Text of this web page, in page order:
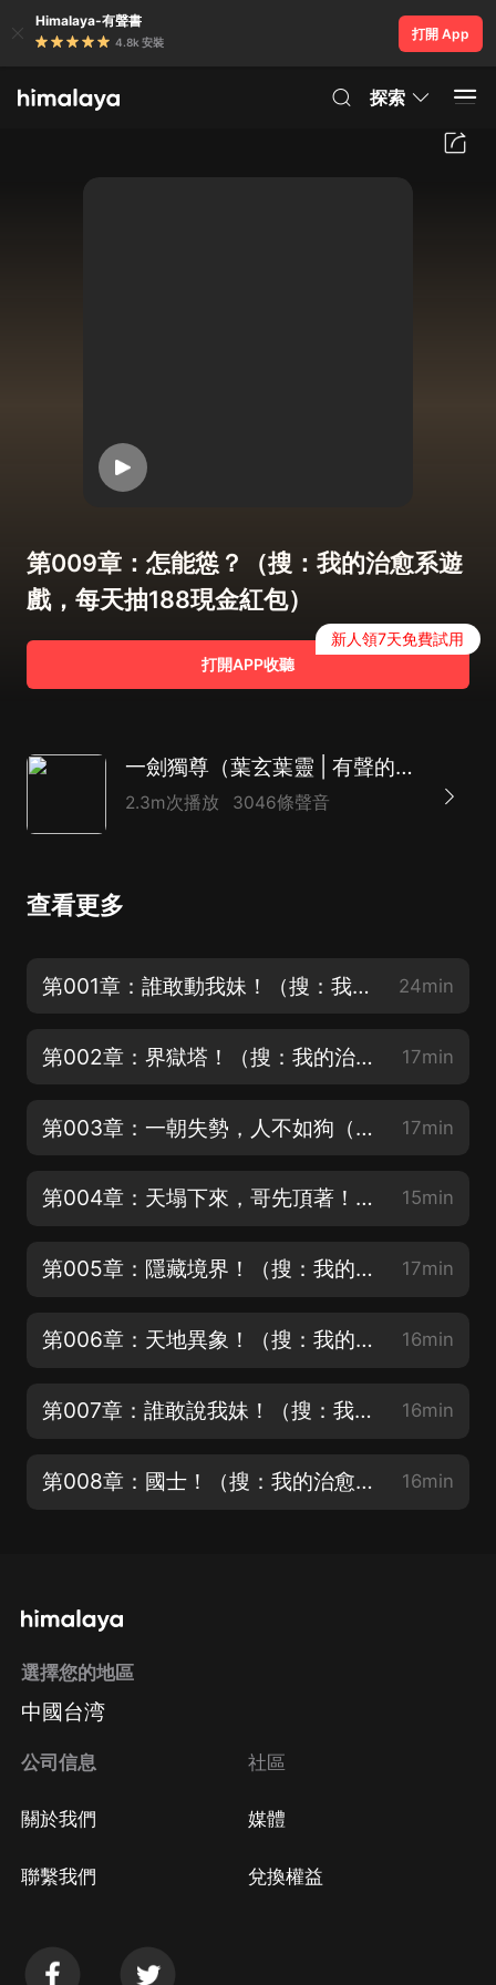
Himalaya-有聲書
4.8k 安裝
打開 App
探索
第009章：怎能慫？（搜：我的治愈系遊
戲，每天抽188現金紅包）
打開APP收聽
新人領7天免費試用
一劍獨尊（葉玄葉靈 | 有聲的紫襟 | 男女雙播）|北劍江湖
2.3m次播放 3046條聲音
查看更多
第001章：誰敢動我妹！（搜：我的治愈系遊戲，每天抽188現金紅包） 24min
第002章：界獄塔！（搜：我的治愈系遊戲，每天抽188現金紅包） 17min
第003章：一朝失勢，人不如狗（搜：我的治愈系遊戲，每天抽188現金紅包） 17min
第004章：天塌下來，哥先頂著！（搜：我的治愈系遊戲，每天抽188現金紅包） 15min
第005章：隱藏境界！（搜：我的治愈系遊戲，每天抽188現金紅包） 17min
第006章：天地異象！（搜：我的治愈系遊戲，每天抽188現金紅包） 16min
第007章：誰敢說我妹！（搜：我的治愈系遊戲，每天抽188現金紅包） 16min
第008章：國士！（搜：我的治愈系遊戲，每天抽188現金紅包） 16min
選擇您的地區
中國台湾
公司信息
關於我們
聯繫我們
社區
媒體
兌換權益